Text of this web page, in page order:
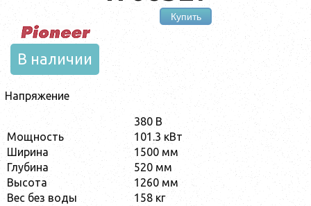
Купить
В наличии
Напряжение
380 В
Мощность
101.3 кВт
Ширина
1500 мм
Глубина
520 мм
Высота
1260 мм
Вес без воды
158 кг